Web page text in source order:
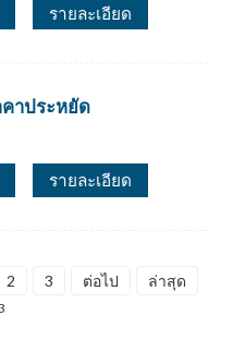
รายละเอียด
คาประหยัด
รายละเอียด
2 3 ต่อไป ล่าสุด